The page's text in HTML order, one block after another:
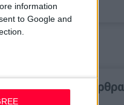
information
to Google and
δημοφιλέστερα άρθρα